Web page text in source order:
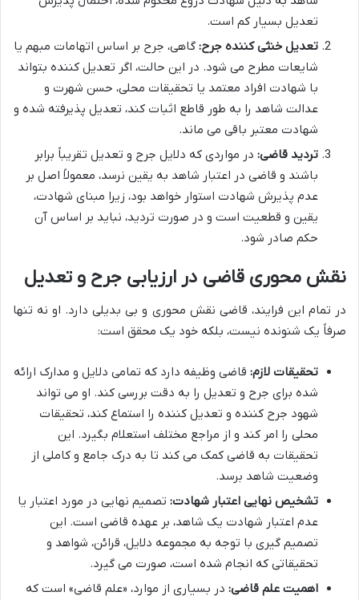
تعدیل بسیار کم است.
تعدیل خنثی کننده جرح: گاهی، جرح بر اساس اتهامات مبهم یا
شایعات مطرح می شود. در این حالت، اگر تعدیل کننده بتواند
با شهادت افراد معتمد یا تحقیقات محلی، حسن شهرت و
عدالت شاهد را به طور قاطع اثبات کند، تعدیل پذیرفته شده و
شهادت معتبر باقی می ماند.
تردید قاضی: در مواردی که دلایل جرح و تعدیل تقریباً برابر
باشند و قاضی در اعتبار شاهد به یقین نرسد، معمولاً اصل بر
عدم پذیرش شهادت استوار خواهد بود، زیرا مبنای شهادت،
یقین و قطعیت است و در صورت تردید، نباید بر اساس آن
حکم صادر شود.
نقش محوری قاضی در ارزیابی جرح و تعدیل
در تمام این فرایند، قاضی نقش محوری و بی بدیلی دارد. او نه تنها
صرفاً یک شنونده نیست، بلکه خود یک محقق است:
تحقیقات لازم: قاضی وظیفه دارد که تمامی دلایل و مدارک ارائه
شده برای جرح و تعدیل را به دقت بررسی کند. او می تواند
شهود جرح کننده و تعدیل کننده را استماع کند، تحقیقات
محلی را امر کند و از مراجع مختلف استعلام بگیرد. این
تحقیقات به قاضی کمک می کند تا به درک جامع و کاملی از
وضعیت شاهد برسد.
تشخیص نهایی اعتبار شهادت: تصمیم نهایی در مورد اعتبار یا
عدم اعتبار شهادت یک شاهد، بر عهده قاضی است. این
تصمیم گیری با توجه به مجموعه دلایل، قرائن، شواهد و
تحقیقاتی که انجام شده است، صورت می گیرد.
اهمیت علم قاضی: در بسیاری از موارد، «علم قاضی» است که